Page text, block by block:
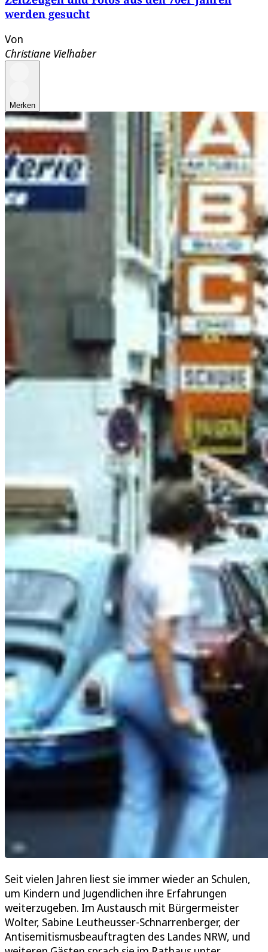
werden gesucht
Von
Christiane Vielhaber
Merken
Seit vielen Jahren liest sie immer wieder an Schulen,
um Kindern und Jugendlichen ihre Erfahrungen
weiterzugeben. Im Austausch mit Bürgermeister
Wolter, Sabine Leutheusser-Schnarrenberger, der
Antisemitismusbeauftragten des Landes NRW, und